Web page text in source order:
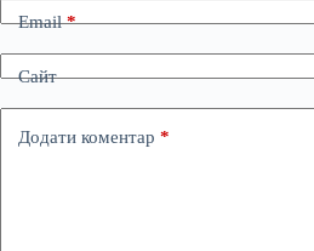
Email*
Сайт
Додати коментар *